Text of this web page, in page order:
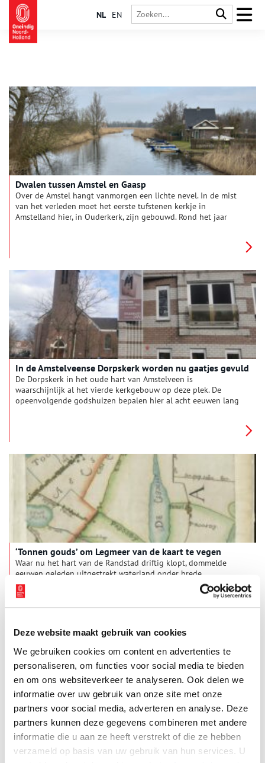
Deze website maakt gebruik van cookies
We gebruiken cookies om content en advertenties te
personaliseren, om functies voor social media te bieden
en om ons websiteverkeer te analyseren. Ook delen we
informatie over uw gebruik van onze site met onze
partners voor social media, adverteren en analyse. Deze
partners kunnen deze gegevens combineren met andere
informatie die u aan ze heeft verstrekt of die ze hebben
verzameld op basis van uw gebruik van hun services. U
NL EN
Dwalen tussen Amstel en Gaasp
Over de Amstel hangt vanmorgen een lichte nevel. In de mist
van het verleden moet het eerste tufstenen kerkje in
Amstelland hier, in Ouderkerk, zijn gebouwd. Rond het jaar
In de Amstelveense Dorpskerk worden nu gaatjes gevuld
De Dorpskerk in het oude hart van Amstelveen is
waarschijnlijk al het vierde kerkgebouw op deze plek. De
opeenvolgende godshuizen bepalen hier al acht eeuwen lang
‘Nieuwer-Amstel’, zoals Amstelveen tot 1964 heette.
‘Tonnen gouds’ om Legmeer van de kaart te vegen
Waar nu het hart van de Randstad driftig klopt, dommelde
eeuwen geleden uitgestrekt waterland onder brede
wolkenluchten. Dijkweggetjes doorsneden het Amstellandse
meren- en plassengebied. Wie indertijd van Amsterdam naar
Leiden reisde, keek uit over Legmeer en Haarlemmermeer.
Haarlemmermeer werd leeg gepompt. Het Legmeer klotste en
kabbelde nog als vanouds. Exact 150 jaar geleden maakte
koning Willem III daar met een pennenstreek definitief een
eind aan.
Bijzondere (bij)namen: Amstelland en Meerlanden
Noord-Holland kent veel plaatsen met bijzondere namen. Van
sommige is de oorsprong snel vast te stellen, bij andere is het